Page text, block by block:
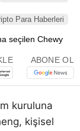
Para Haberleri
ABONE OL
kuruluna
kişisel